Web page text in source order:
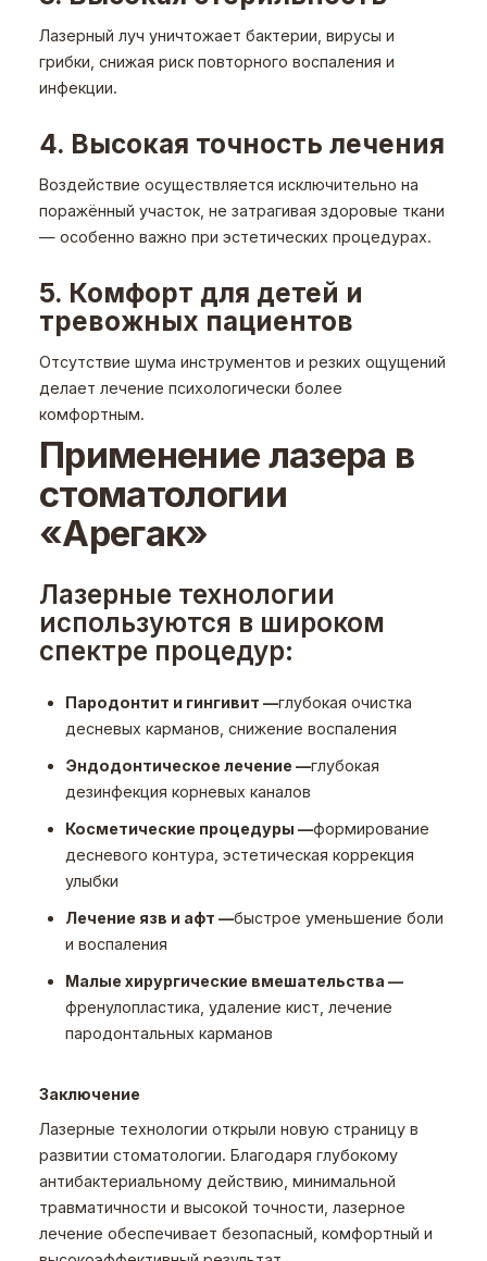
Лазерный луч уничтожает бактерии, вирусы и
грибки, снижая риск повторного воспаления и
инфекции.
4. Высокая точность лечения
Воздействие осуществляется исключительно на
поражённый участок, не затрагивая здоровые ткани
— особенно важно при эстетических процедурах.
5. Комфорт для детей и
тревожных пациентов
Отсутствие шума инструментов и резких ощущений
делает лечение психологически более
комфортным.
Применение лазера в
стоматологии
«Арегак»
Лазерные технологии
используются в широком
спектре процедур:
Пародонтит и гингивит —глубокая очистка
десневых карманов, снижение воспаления
Эндодонтическое лечение —глубокая
дезинфекция корневых каналов
Косметические процедуры —формирование
десневого контура, эстетическая коррекция
улыбки
Лечение язв и афт —быстрое уменьшение боли
и воспаления
Малые хирургические вмешательства —
френулопластика, удаление кист, лечение
пародонтальных карманов
Заключение
Лазерные технологии открыли новую страницу в
развитии стоматологии. Благодаря глубокому
антибактериальному действию, минимальной
травматичности и высокой точности, лазерное
лечение обеспечивает безопасный, комфортный и